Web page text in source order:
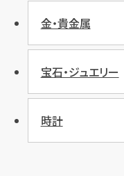
金・貴金属
宝石・ジュエリー
時計